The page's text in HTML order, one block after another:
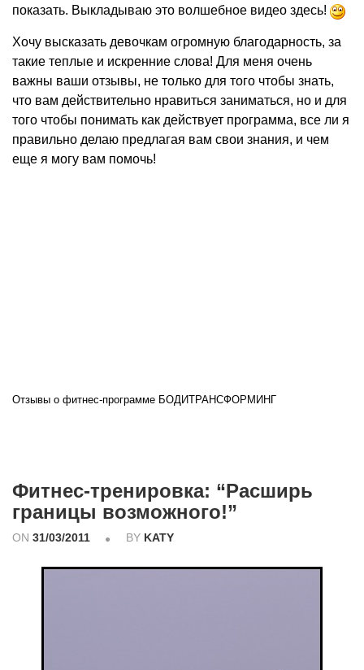
показать. Выкладываю это волшебное видео здесь!
Хочу высказать девочкам огромную благодарность, за
такие теплые и искренние слова! Для меня очень
важны ваши отзывы, не только для того чтобы знать,
что вам действительно нравиться заниматься, но и для
того чтобы понимать как действует программа, все ли я
правильно делаю предлагая вам свои знания, и чем
еще я могу вам помочь!
Отзывы о фитнес-программе БОДИТРАНСФОРМИНГ
Фитнес-тренировка: “Расширь
границы возможного!”
ON 31/03/2011 BY KATY